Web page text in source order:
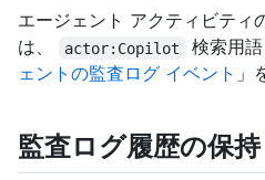
エージェント アクティビティ
は、
actor:Copilot 検索用
ェントの監査ログ イベント 」
監査ログ履歴の保持